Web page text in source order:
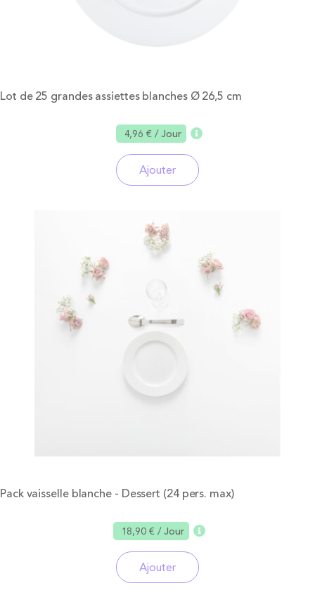
Lot de 25 grandes assiettes blanches Ø 26,5 cm
4,96 €/ Jour
Ajouter
Pack vaisselle blanche - Dessert (24 pers. max)
18,90 €/ Jour
Ajouter